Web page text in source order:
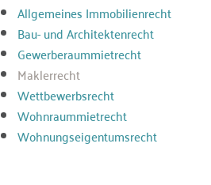
Allgemeines Immobilienrecht
Bau- und Architektenrecht
Gewerberaummietrecht
Maklerrecht
Wettbewerbsrecht
Wohnraummietrecht
Wohnungseigentumsrecht